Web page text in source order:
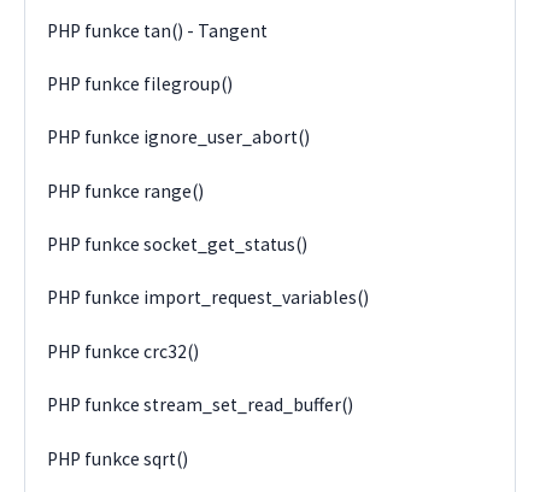
PHP funkce tan() - Tangent
PHP funkce filegroup()
PHP funkce ignore_user_abort()
PHP funkce range()
PHP funkce socket_get_status()
PHP funkce import_request_variables()
PHP funkce crc32()
PHP funkce stream_set_read_buffer()
PHP funkce sqrt()